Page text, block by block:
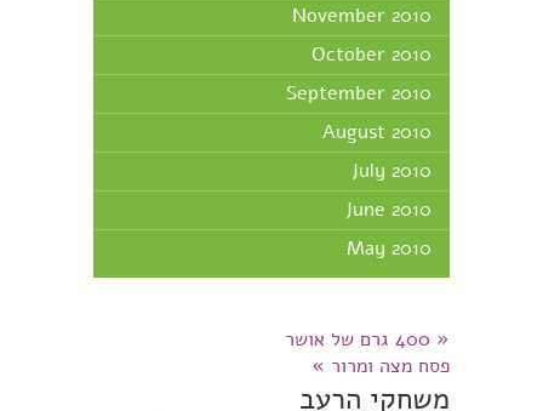
November 2010
October 2010
September 2010
August 2010
July 2010
June 2010
May 2010
«
פסח מצה ומרור »
משחקי הרעב